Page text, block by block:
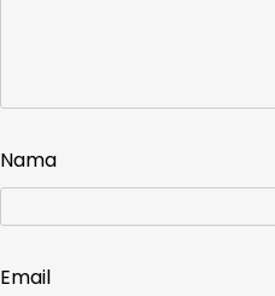
Nama
Email